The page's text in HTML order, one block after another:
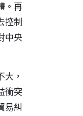
。再
控制
中央
，
衝突
易糾